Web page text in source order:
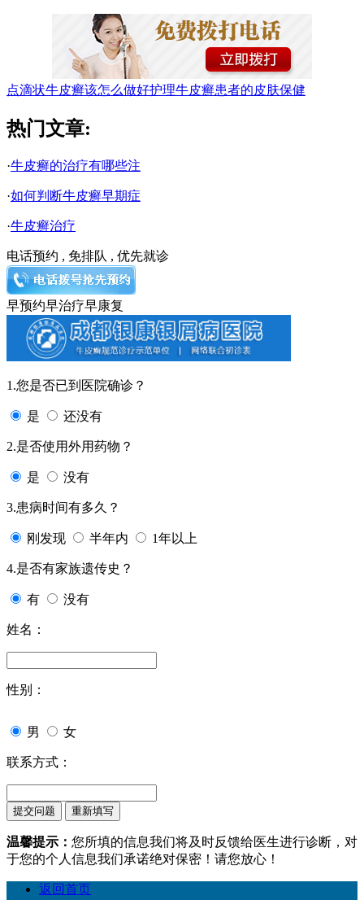
点滴状牛皮癣该怎么做好护理牛皮癣患者的皮肤保健
热门文章:
·牛皮癣的治疗有哪些注
·如何判断牛皮癣早期症
·牛皮癣治疗
电话预约 , 免排队 , 优先就诊
早预约早治疗早康复
1.您是否已到医院确诊？
是 还没有
2.是否使用外用药物？
是 没有
3.患病时间有多久？
刚发现 半年内 1年以上
4.是否有家族遗传史？
有 没有
姓名：
性别：
男 女
联系方式：
温馨提示： 您所填的信息我们将及时反馈给医生进行诊断，对
于您的个人信息我们承诺绝对保密！请您放心！
返回首页